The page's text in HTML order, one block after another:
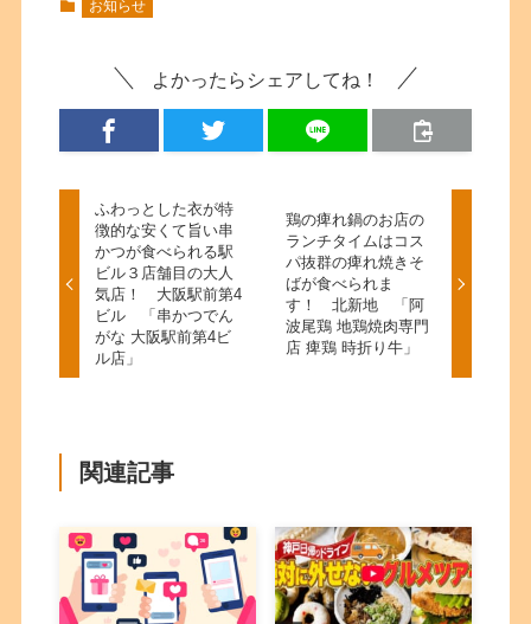
お知らせ
よかったらシェアしてね！
ふわっとした衣が特
徴的な安くて旨い串
かつが食べられる駅
ビル３店舗目の大人
気店！ 大阪駅前第4
ビル 「串かつでん
がな 大阪駅前第4ビ
ル店」
鶏の痺れ鍋のお店の
ランチタイムはコス
パ抜群の痺れ焼きそ
ばが食べられま
す！ 北新地 「阿
波尾鶏 地鶏焼肉専門
店 痺鶏 時折り牛」
関連記事